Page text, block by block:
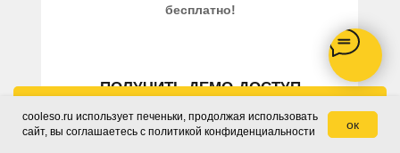
бесплатно!
ПОЛУЧИТЬ ДЕМО-ДОСТУП
Заказать звонок
cooleso.ru использует печеньки, продолжая использовать
сайт, вы соглашаетесь c политикой конфиденциальности
ок